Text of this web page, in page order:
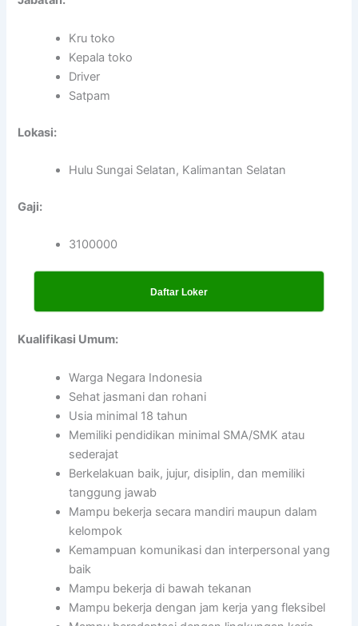
Kru toko
Kepala toko
Driver
Satpam
Lokasi:
Hulu Sungai Selatan, Kalimantan Selatan
Gaji:
3100000
Daftar Loker
Kualifikasi Umum:
Warga Negara Indonesia
Sehat jasmani dan rohani
Usia minimal 18 tahun
Memiliki pendidikan minimal SMA/SMK atau
sederajat
Berkelakuan baik, jujur, disiplin, dan memiliki
tanggung jawab
Mampu bekerja secara mandiri maupun dalam
kelompok
Kemampuan komunikasi dan interpersonal yang
baik
Mampu bekerja di bawah tekanan
Mampu bekerja dengan jam kerja yang fleksibel